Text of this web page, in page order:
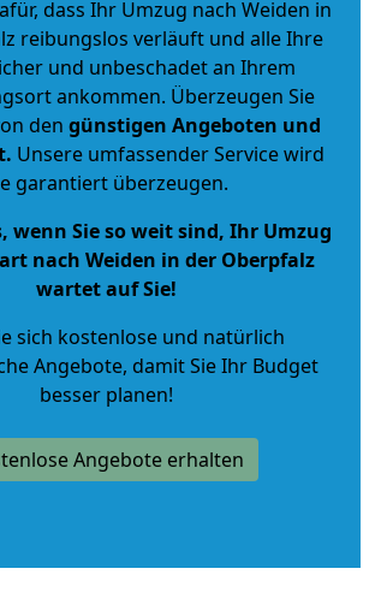
dass Ihr Umzug nach Weiden in
reibungslos verläuft und alle Ihre
und unbeschadet an Ihrem
ankommen. Überzeugen Sie
den günstigen Angeboten und
. Unsere umfassender Service wird
garantiert überzeugen.
wenn Sie so weit sind, Ihr Umzug
nach Weiden in der Oberpfalz
wartet auf Sie!
sich kostenlose und natürlich
Angebote, damit Sie Ihr Budget
besser planen!
Angebote erhalten